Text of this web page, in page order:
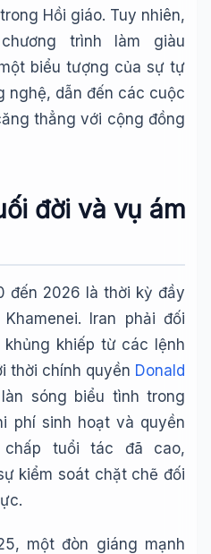
Hồi giáo. Tuy nhiên,
trình làm giàu
biểu tượng của sự tự
nghệ, dẫn đến các cuộc
thẳng với cộng đồng
đời và vụ ám
đến 2026 là thời kỳ đầy
Iran phải đối
khiếp từ các lệnh
thời chính quyền Donald
sóng biểu tình trong
phí sinh hoạt và quyền
tuổi tác đã cao,
kiểm soát chặt chẽ đối
một đòn giáng mạnh